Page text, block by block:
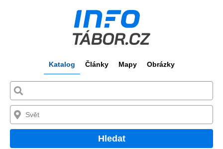
Katalog Články Mapy Obrázky
Hledat